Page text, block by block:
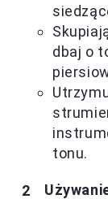
dbaj o
tonu.